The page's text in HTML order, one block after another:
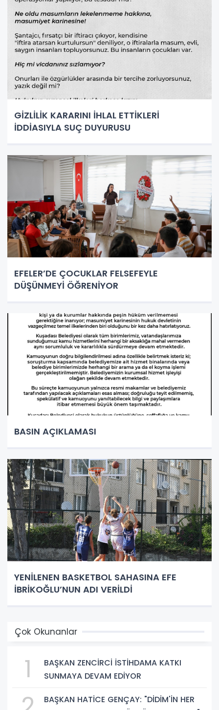
GİZLİLİK KARARINI İHLAL ETTİKLERİ
İDDİASIYLA SUÇ DUYURUSU
EFELER’DE ÇOCUKLAR FELSEFEYLE
DÜŞÜNMEYİ ÖĞRENİYOR
BASIN AÇIKLAMASI
YENİLENEN BASKETBOL SAHASINA EFE
İBRİKOĞLU’NUN ADI VERİLDİ
Çok Okunanlar
1
BAŞKAN ZENCİRCİ İSTİHDAMA KATKI
SUNMAYA DEVAM EDİYOR
BAŞKAN HATİCE GENÇAY: "DİDİM'İN HER